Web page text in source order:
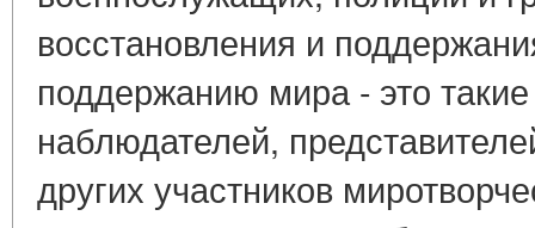
восстановления и
поддержанию мира - это
наблюдателей,
других участников